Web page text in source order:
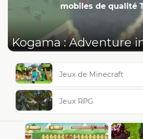
mobiles de qualité
Kogama : Adventure
Jeux de Minecraft
Jeux RPG